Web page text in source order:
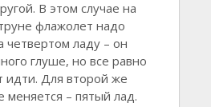
В этом случае на
флажолет надо
четвертом ладу – он
глуше, но все равно
идти. Для второй же
меняется – пятый лад.